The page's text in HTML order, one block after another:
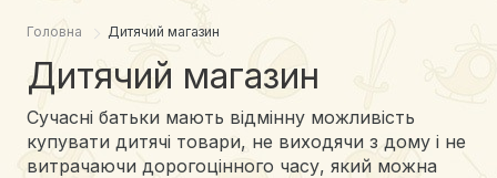
Головна Дитячий магазин
Дитячий магазин
Сучасні батьки мають відмінну можливість
купувати дитячі товари, не виходячи з дому і не
витрачаючи дорогоцінного часу, який можна